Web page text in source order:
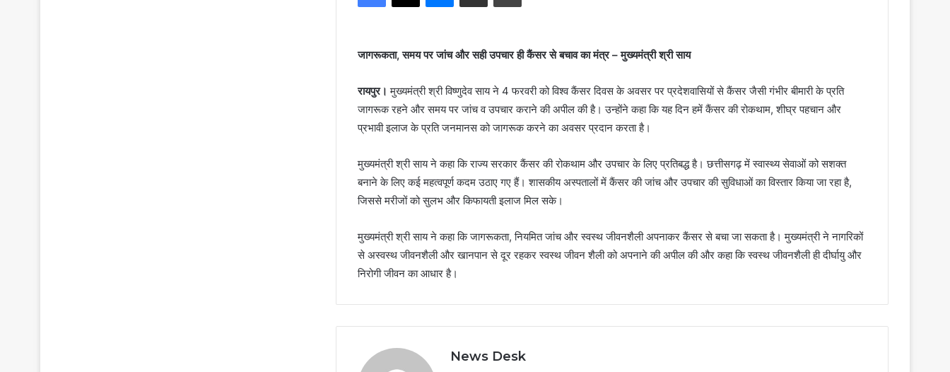
जागरूकता, समय पर जांच और सही उपचार ही कैंसर से बचाव का मंत्र – मुख्यमंत्री श्री साय
रायपुर। मुख्यमंत्री श्री विष्णुदेव साय ने 4 फरवरी को विश्व कैंसर दिवस के अवसर पर प्रदेशवासियों से कैंसर जैसी गंभीर बीमारी के प्रति
जागरूक रहने और समय पर जांच व उपचार कराने की अपील की है। उन्होंने कहा कि यह दिन हमें कैंसर की रोकथाम, शीघ्र पहचान और
प्रभावी इलाज के प्रति जनमानस को जागरूक करने का अवसर प्रदान करता है।
मुख्यमंत्री श्री साय ने कहा कि राज्य सरकार कैंसर की रोकथाम और उपचार के लिए प्रतिबद्ध है। छत्तीसगढ़ में स्वास्थ्य सेवाओं को सशक्त
बनाने के लिए कई महत्वपूर्ण कदम उठाए गए हैं। शासकीय अस्पतालों में कैंसर की जांच और उपचार की सुविधाओं का विस्तार किया जा रहा है,
जिससे मरीजों को सुलभ और किफायती इलाज मिल सके।
मुख्यमंत्री श्री साय ने कहा कि जागरूकता, नियमित जांच और स्वस्थ जीवनशैली अपनाकर कैंसर से बचा जा सकता है। मुख्यमंत्री ने नागरिकों
से अस्वस्थ जीवनशैली और खानपान से दूर रहकर स्वस्थ जीवन शैली को अपनाने की अपील की और कहा कि स्वस्थ जीवनशैली ही दीर्घायु और
निरोगी जीवन का आधार है।
News Desk